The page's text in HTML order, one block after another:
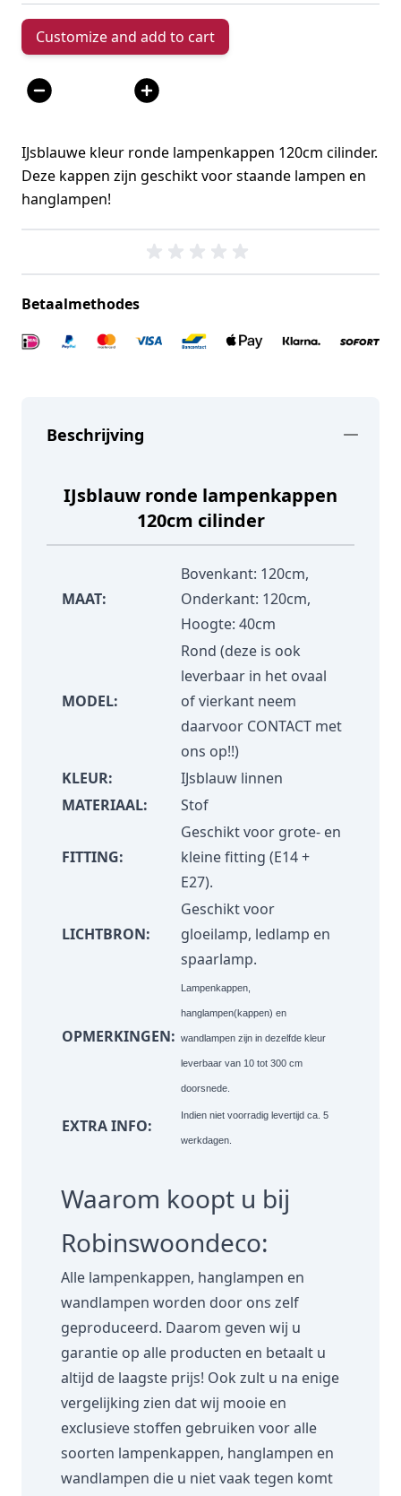
Customize and add to cart
Aantal
IJsblauwe kleur ronde lampenkappen 120cm cilinder.
Deze kappen zijn geschikt voor staande lampen en
hanglampen!
Betaalmethodes
Beschrijving
IJsblauw ronde lampenkappen
120cm cilinder
MAAT:
Bovenkant: 120cm,
Onderkant: 120cm,
Hoogte: 40cm
MODEL:
Rond (deze is ook
leverbaar in het ovaal
of vierkant neem
daarvoor CONTACT met
ons op!!)
KLEUR:
IJsblauw linnen
MATERIAAL:
Stof
FITTING:
Geschikt voor grote- en
kleine fitting (E14 +
E27).
LICHTBRON:
Geschikt voor
gloeilamp, ledlamp en
spaarlamp.
OPMERKINGEN:
Lampenkappen,
hanglampen(kappen) en
wandlampen zijn in dezelfde kleur
leverbaar van 10 tot 300 cm
doorsnede.
EXTRA INFO:
Indien niet voorradig levertijd ca. 5
werkdagen.
Waarom koopt u bij
Robinswoondeco:
Alle lampenkappen, hanglampen en
wandlampen worden door ons zelf
geproduceerd. Daarom geven wij u
garantie op alle producten en betaalt u
altijd de laagste prijs! Ook zult u na enige
vergelijking zien dat wij mooie en
exclusieve stoffen gebruiken voor alle
soorten lampenkappen, hanglampen en
wandlampen die u niet vaak tegen komt